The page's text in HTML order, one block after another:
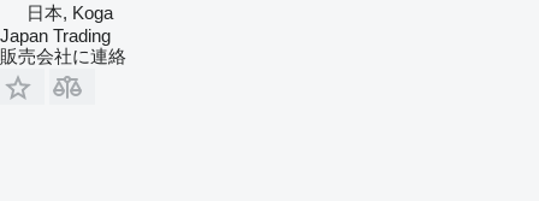
日本, Koga
Japan Trading
販売会社に連絡